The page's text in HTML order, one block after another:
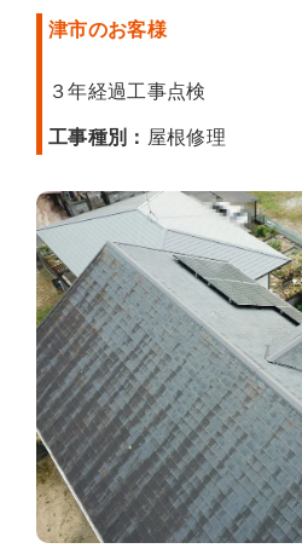
津市のお客様
３年経過工事点検
工事種別： 屋根修理